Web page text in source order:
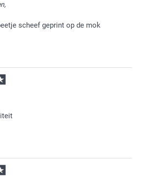
scheef geprint op de mok
te vernemen dat de print scheef is
uiteraard niet de bedoeling. Zou je
kunnen sturen naar
De klantenservice kijkt
je mee!
je bericht.